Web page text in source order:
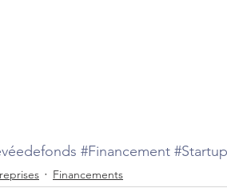
#Financement #Startup
Financements